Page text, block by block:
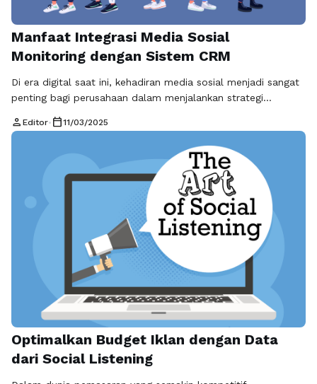
Manfaat Integrasi Media Sosial
Monitoring dengan Sistem CRM
Di era digital saat ini, kehadiran media sosial menjadi sangat
penting bagi perusahaan dalam menjalankan strategi
Salah satu cara untuk memaksimalkan penggunaan media
sosial adalah dengan melakukan integrasi monitoring media
sosial dengan sistem Customer Relationship Management
(CRM). Pendekatan ini dapat memberikan manfaat yang
signifikan bagi perusahaan dalam menyediakan layanan …
person Editor• calendar_today11/03/2025
Optimalkan Budget Iklan dengan Data
dari Social Listening